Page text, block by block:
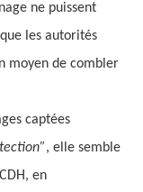
ne puissent
les autorités
moyen de combler
captées
, elle semble
en